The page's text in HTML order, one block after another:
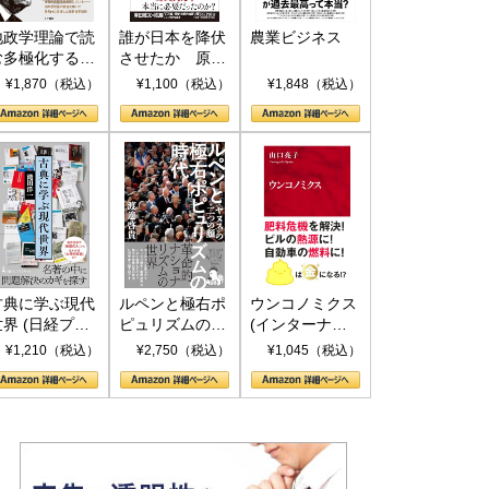
政学理論で読
多極化する世
トランプと
¥1,870（税込）
誰が日本を降伏
させたか 原爆
投下、ソ連参
(PHP新書)
¥1,100（税込）
農業ビジネス
¥1,848（税込）
典に学ぶ現代
界 (日経プレ
アシリーズ)
¥1,210（税込）
ルペンと極右ポ
ピュリズムの時
代：〈ヤヌス〉
¥2,750（税込）
ウンコノミクス
(インターナシ
ョナル新書)
¥1,045（税込）